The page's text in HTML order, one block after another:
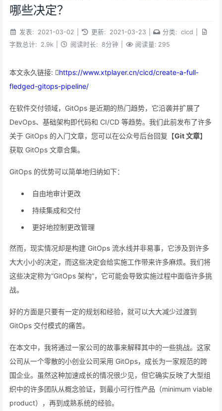
哪些决定？
发表: 2021-03-02 更新: 2021-03-23 分类: cicd
字数总计: 2.9k 阅读时长: 8分钟 阅读量: 295
本文永久链接:
https://www.xtplayer.cn/cicd/create-a-full-
fledged-gitops-pipeline/
在软件交付领域，GitOps 是近期的热门趋势，它沿袭并扩展了
DevOps、基础架构即代码和 CI/CD 等趋势。我们此前发布了许多
关于 GitOps 的入门文章，您可以在公众号后台回复【Git 文章】
获取 GitOps 文章合集。
GitOps 的优势可以简单地归纳如下：
自由地审计更改
持续集成和交付
更好地控制更改管理
然而，现实情况却是构建 GitOps 流水线并非易事，它涉及到许多
大大小小的决定，而这些决定会给实施工作带来许多麻烦。我们将
这些决定称为“GitOps 架构”，它可能会导致实施过程中面临许多挑
战。
好的方面是只要有一定的规划和经验，就可以大大减少过渡到
GitOps 交付模式的痛苦。
在本文中，我将通过一家公司的故事来解释其中的一些挑战。这家
公司从一个零散的小创业公司采用 GitOps，成长为一家规范的跨
国企业。虽然这种加速成长的情况很少见，但它确实反映了大型组
织中的许多团队从概念验证，到最小可行性产品（minimum viable
product），再到成熟系统的经验。